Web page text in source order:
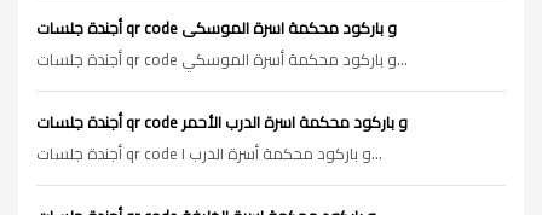
أجندة جلسات qr code و باركود محكمة اسرة الموسكى
أجندة جلسات qr code و باركود محكمة أسرة الموسكي...
أجندة جلسات qr code و باركود محكمة اسرة الدرب الأحمر
أجندة جلسات qr code و باركود محكمة أسرة الدرب ا...